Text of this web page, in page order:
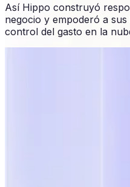
Así Hippo construyó
negocio y empoderó a
control del gasto en la